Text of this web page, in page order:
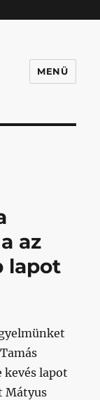
MENÜ
az
lapot
lapot
Mátyus